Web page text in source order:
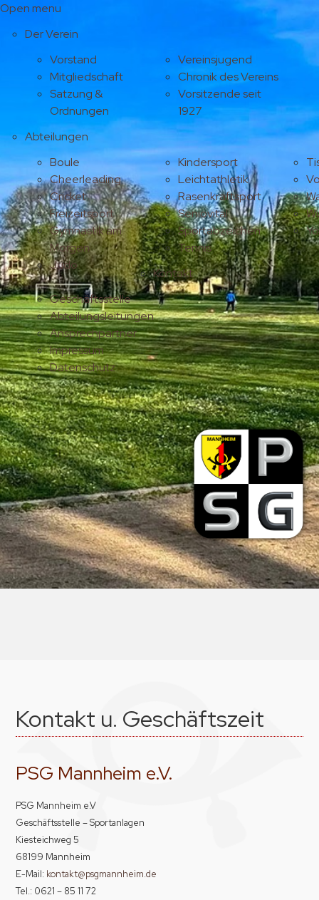
Open menu
Der Verein
Vorstand
Mitgliedschaft
Satzung &
Ordnungen
Vereinsjugend
Chronik des Vereins
Vorsitzende seit
1927
Abteilungen
Boule
Cheerleading
Cricket
Freizeitsport
Gymnastik am
Morgen
Judo
Kindersport
Leichtathletik
Rasenkraftsport
Seniovital
Sportabzeichen
Tennis
Kontakt
Geschäftsstelle
Abteilungsleitungen
Ansprechpartner
Impressum
Datenschutz
Kontakt u. Geschäftszeit
PSG Mannheim e.V.
PSG Mannheim e.V
Geschäftsstelle – Sportanlagen
Kiesteichweg 5
68199 Mannheim
E-Mail: kontakt@psgmannheim.de
Tel.: 0621 – 85 11 72